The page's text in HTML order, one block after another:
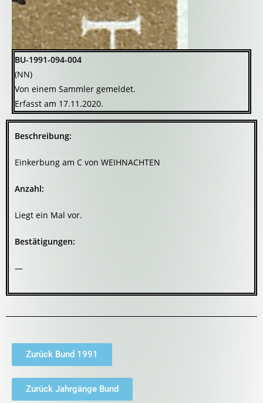
BU-1991-094-004
(NN)
Von einem Sammler gemeldet.
Erfasst am 17.11.2020.
Beschreibung:
Einkerbung am C von WEIHNACHTEN
Anzahl:
Liegt ein Mal vor.
Bestätigungen:
—
Zurück Bund 1991
Zurück Jahrgänge Bund